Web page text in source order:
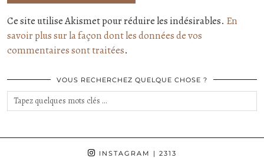
Ce site utilise Akismet pour réduire les indésirables. En
savoir plus sur la façon dont les données de vos
commentaires sont traitées.
VOUS RECHERCHEZ QUELQUE CHOSE ?
INSTAGRAM | 2313